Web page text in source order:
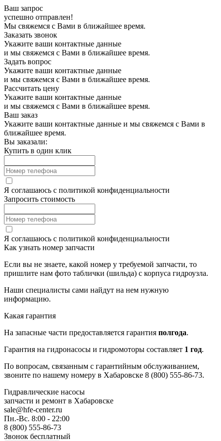
Ваш запрос
успешно отправлен!
Мы свяжемся с Вами в ближайшее время.
Заказать звонок
Укажите ваши контактные данные
и мы свяжемся с Вами в ближайшее время.
Задать вопрос
Укажите ваши контактные данные
и мы свяжемся с Вами в ближайшее время.
Рассчитать цену
Укажите ваши контактные данные
и мы свяжемся с Вами в ближайшее время.
Ваш заказ
Укажите ваши контактные данные и мы свяжемся с Вами в
ближайшее время.
Вы заказали:
Купить в один клик
Я соглашаюсь с политикой конфиденциальности
Запросить стоимость
Я соглашаюсь с политикой конфиденциальности
Как узнать номер запчасти
Если вы не знаете, какой номер у требуемой запчасти, то
пришлите нам фото таблички (шильда) с корпуса гидроузла.
Наши специалисты сами найдут на нем нужную
информацию.
Какая гарантия
На запасные части предоставляется гарантия полгода.
Гарантия на гидронасосы и гидромоторы составляет 1 год.
По вопросам, связанным с гарантийным обслуживанием,
звоните по нашему номеру в Хабаровске 8 (800) 555-86-73.
Гидравлические насосы
запчасти и ремонт в Хабаровске
sale@hfe-center.ru
Пн.-Вс. 8:00 - 22:00
8 (800) 555-86-73
Звонок бесплатный